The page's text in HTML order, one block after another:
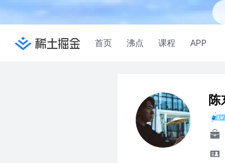
首页 沸点 课程 APP